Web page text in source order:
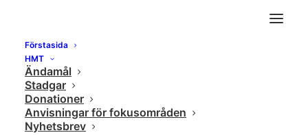
Förstasida
HMT
Ändamål
Stadgar
Donationer
Anvisningar för fokusområden
Nyhetsbrev
Jacob Wallenberg, Sveriges kanske mäktigaste
Jacob Wallenberg, Sveriges kanske mäktigaste man, gästar